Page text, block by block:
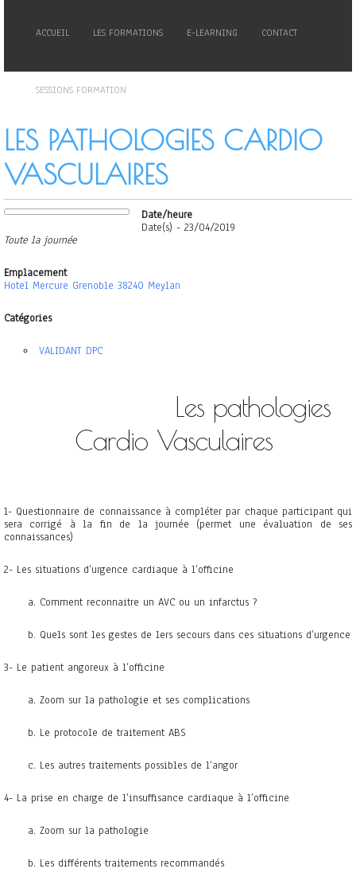
ACCUEIL LES FORMATIONS E-LEARNING CONTACT
SESSIONS FORMATION
LES PATHOLOGIES CARDIO
VASCULAIRES
Date/heure
Date(s) - 23/04/2019
Toute la journée
Emplacement
Hotel Mercure Grenoble 38240 Meylan
Catégories
VALIDANT DPC
Les pathologies
Cardio Vasculaires
1- Questionnaire de connaissance à compléter par chaque participant qui
sera corrigé à la fin de la journée (permet une évaluation de ses
connaissances)
2- Les situations d’urgence cardiaque à l’officine
a. Comment reconnaitre un AVC ou un infarctus ?
b. Quels sont les gestes de 1ers secours dans ces situations d’urgence
3- Le patient angoreux à l’officine
a. Zoom sur la pathologie et ses complications
b. Le protocole de traitement ABS
c. Les autres traitements possibles de l’angor
4- La prise en charge de l’insuffisance cardiaque à l’officine
a. Zoom sur la pathologie
b. Les différents traitements recommandés